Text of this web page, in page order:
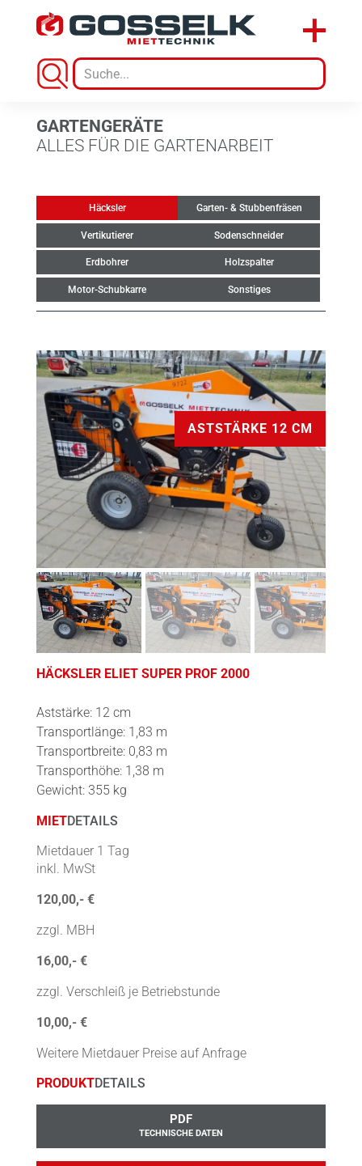
GARTENGERÄTE
ALLES FÜR DIE GARTENARBEIT
Häcksler Garten- & Stubbenfräsen
Vertikutierer Sodenschneider
Erdbohrer Holzspalter
Motor-Schubkarre Sonstiges
ASTSTÄRKE 12 CM
HÄCKSLER ELIET SUPER PROF 2000
Aststärke: 12 cm
Transportlänge: 1,83 m
Transportbreite: 0,83 m
Transporthöhe: 1,38 m
Gewicht: 355 kg
MIETDETAILS
Mietdauer 1 Tag
inkl. MwSt
120,00,- €
zzgl. MBH
16,00,- €
zzgl. Verschleiß je Betriebstunde
10,00,- €
Weitere Mietdauer Preise auf Anfrage
PRODUKTDETAILS
PDF
TECHNISCHE DATEN